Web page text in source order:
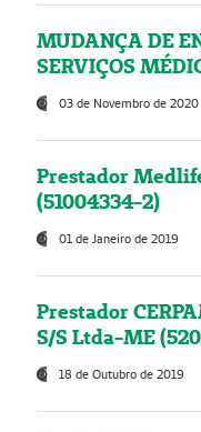
MUDANÇA DE
SERVIÇOS
03 de Novembro de 2020
Prestador
(51004334-2)
01 de Janeiro de 2019
Prestador
S/S Ltda-ME
18 de Outubro de 2019